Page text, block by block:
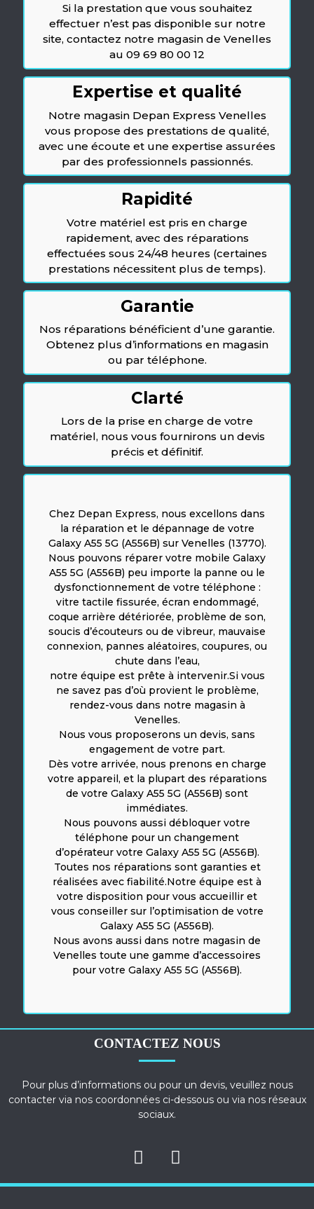
Si la prestation que vous souhaitez
effectuer n’est pas disponible sur notre
site, contactez notre magasin de Venelles
au 09 69 80 00 12
Expertise et qualité
Notre magasin Depan Express Venelles
vous propose des prestations de qualité,
avec une écoute et une expertise assurées
par des professionnels passionnés.
Rapidité
Votre matériel est pris en charge
rapidement, avec des réparations
effectuées sous 24/48 heures (certaines
prestations nécessitent plus de temps).
Garantie
Nos réparations bénéficient d’une garantie.
Obtenez plus d’informations en magasin
ou par téléphone.
Clarté
Lors de la prise en charge de votre
matériel, nous vous fournirons un devis
précis et définitif.
Chez Depan Express, nous excellons dans
la réparation et le dépannage de votre
Galaxy A55 5G (A556B) sur Venelles (13770).
Nous pouvons réparer votre mobile Galaxy
A55 5G (A556B) peu importe la panne ou le
dysfonctionnement de votre téléphone :
vitre tactile fissurée, écran endommagé,
coque arrière détériorée, problème de son,
soucis d’écouteurs ou de vibreur, mauvaise
connexion, pannes aléatoires, coupures, ou
chute dans l’eau,
notre équipe est prête à intervenir.Si vous
ne savez pas d’où provient le problème,
rendez-vous dans notre magasin à
Venelles.
Nous vous proposerons un devis, sans
engagement de votre part.
Dès votre arrivée, nous prenons en charge
votre appareil, et la plupart des réparations
de votre Galaxy A55 5G (A556B) sont
immédiates.
Nous pouvons aussi débloquer votre
téléphone pour un changement
d’opérateur votre Galaxy A55 5G (A556B).
Toutes nos réparations sont garanties et
réalisées avec fiabilité.Notre équipe est à
votre disposition pour vous accueillir et
vous conseiller sur l’optimisation de votre
Galaxy A55 5G (A556B).
Nous avons aussi dans notre magasin de
Venelles toute une gamme d’accessoires
pour votre Galaxy A55 5G (A556B).
CONTACTEZ NOUS
Pour plus d’informations ou pour un devis, veuillez nous
contacter via nos coordonnées ci-dessous ou via nos réseaux
sociaux.